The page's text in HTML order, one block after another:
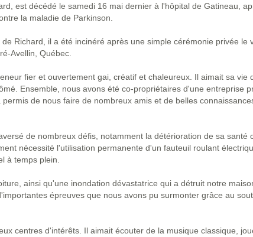
est décédé le samedi 16 mai dernier à l'hôpital de Gatineau,
la maladie de Parkinson.
Richard, il a été incinéré après une simple cérémonie privée le
Avellin, Québec.
fier et ouvertement gai, créatif et chaleureux. Il aimait sa vie
Ensemble, nous avons été co-propriétaires d'une entreprise
de nous faire de nombreux amis et de belles
de nombreux défis, notamment la détérioration de sa santé
nécessité l'utilisation permanente d'un fauteuil roulant
à temps plein.
ainsi qu'une inondation dévastatrice qui a détruit notre
épreuves que nous avons pu surmonter grâce au
centres d'intérêts. Il aimait écouter de la musique classique,